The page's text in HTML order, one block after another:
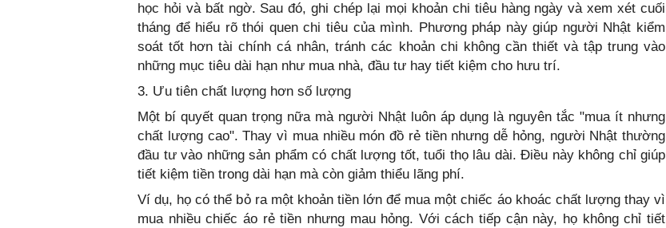
học hỏi và bất ngờ. Sau đó, ghi chép lại mọi khoản chi tiêu hàng ngày và xem xét cuối
tháng để hiểu rõ thói quen chi tiêu của mình. Phương pháp này giúp người Nhật kiểm
soát tốt hơn tài chính cá nhân, tránh các khoản chi không cần thiết và tập trung vào
những mục tiêu dài hạn như mua nhà, đầu tư hay tiết kiệm cho hưu trí.
3. Ưu tiên chất lượng hơn số lượng
Một bí quyết quan trọng nữa mà người Nhật luôn áp dụng là nguyên tắc "mua ít nhưng
chất lượng cao". Thay vì mua nhiều món đồ rẻ tiền nhưng dễ hỏng, người Nhật thường
đầu tư vào những sản phẩm có chất lượng tốt, tuổi thọ lâu dài. Điều này không chỉ giúp
tiết kiệm tiền trong dài hạn mà còn giảm thiểu lãng phí.
Ví dụ, họ có thể bỏ ra một khoản tiền lớn để mua một chiếc áo khoác chất lượng thay vì
mua nhiều chiếc áo rẻ tiền nhưng mau hỏng. Với cách tiếp cận này, họ không chỉ tiết